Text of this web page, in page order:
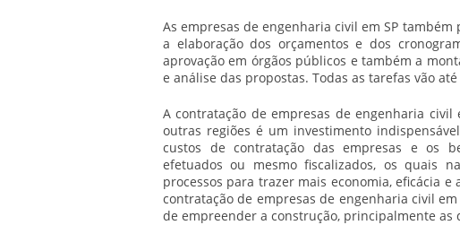
Asempresas de engenharia civil em SP também
a elaboração dos orçamentos e dos
aprovação em órgãos públicos e também a
e análise das propostas. Todas as tarefas vão
A contratação deempresas de engenharia civil
outras regiões é um investimento
custos de contratação das empresas e os
efetuados ou mesmo fiscalizados, os quais
processos para trazer mais economia, eficácia
contratação de empresas de engenharia civil em
de empreender a construção, principalmente